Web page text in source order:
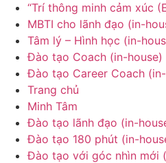
“Trí thông minh cảm xúc
MBTI cho lãnh đạo (in-
Tâm lý – Hình học (in-
Đào tạo Coach (in-house)
Đào tạo Career Coach
Trang chủ
Minh Tâm
Đào tạo lãnh đạo (in-
Đào tạo 180 phút (in-
Đào tạo với góc nhìn mới